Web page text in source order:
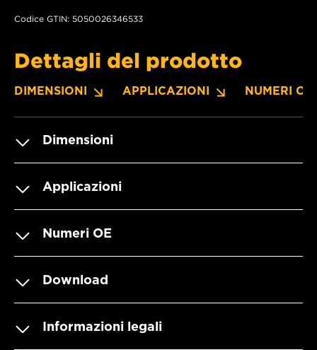
Codice GTIN: 5050026346533
Dettagli del prodotto
DIMENSIONI APPLICAZIONI NUMERI OE
Dimensioni
Applicazioni
Numeri OE
Download
Informazioni legali